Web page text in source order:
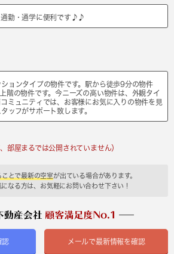
通勤・通学に便利です♪♪
ョンタイプの物件です。駅から徒歩9分の物件
階の物件です。今ニーズの高い物件は、外観タイ
ミュニティでは、お客様にお気に入りの物件を見
ッフがサポート致します。
部屋まるでは公開されていません）
とで最新の空室が出ている場合があります。
なる方は、お気軽にお問い合わせ下さい！
認 メールで最新情報を確認